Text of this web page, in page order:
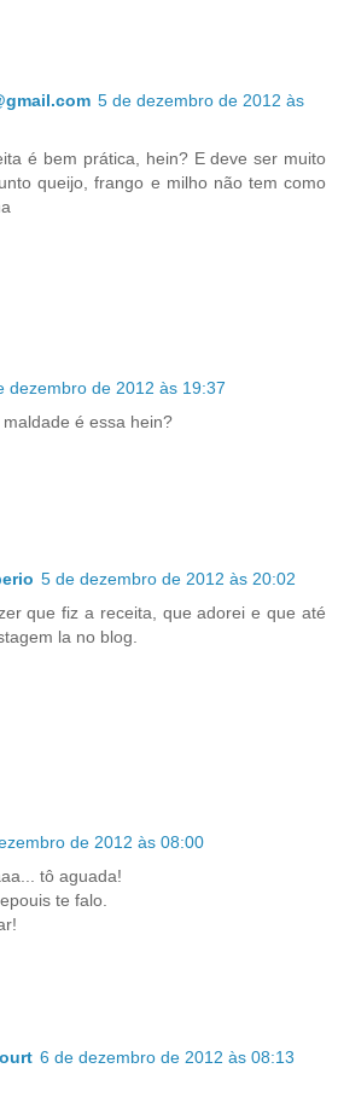
5 de dezembro de 2012 às
é bem prática, hein? E deve ser muito
queijo, frango e milho não tem como
dezembro de 2012 às 19:37
é essa hein?
5 de dezembro de 2012 às 20:02
que fiz a receita, que adorei e que até
la no blog.
de 2012 às 08:00
tô aguada!
te falo.
6 de dezembro de 2012 às 08:13